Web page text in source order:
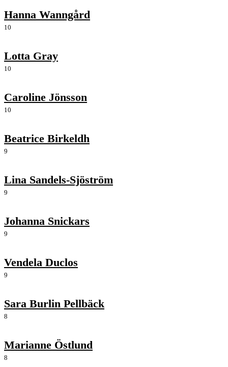
Hanna Wanngård
10
Lotta Gray
10
Caroline Jönsson
10
Beatrice Birkeldh
9
Lina Sandels-Sjöström
9
Johanna Snickars
9
Vendela Duclos
9
Sara Burlin Pellbäck
8
Marianne Östlund
8